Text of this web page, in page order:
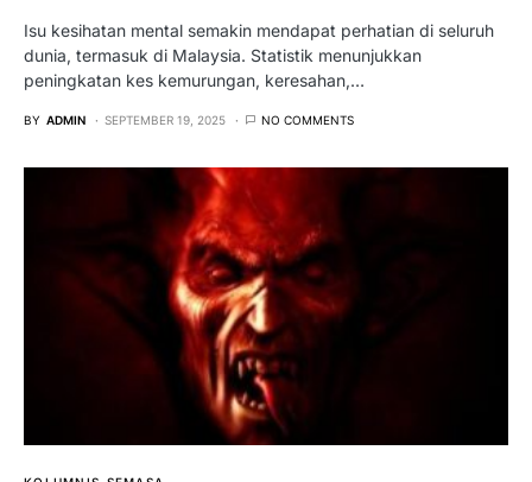
Isu kesihatan mental semakin mendapat perhatian di seluruh
dunia, termasuk di Malaysia. Statistik menunjukkan
peningkatan kes kemurungan, keresahan,…
BY ADMIN SEPTEMBER 19, 2025 NO COMMENTS